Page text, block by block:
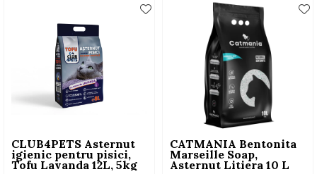
CLUB4PETS Asternut
igienic pentru pisici,
Tofu Lavanda 12L, 5kg
CATMANIA Bentonita
Marseille Soap,
Asternut Litiera 10 L